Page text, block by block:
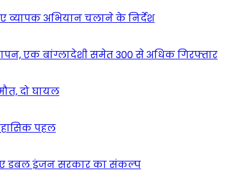
व्यापक अभियान चलाने के निर्देश
एक बांग्लादेशी समेत 300 से अधिक गिरफ्तार
दो घायल
पहल
डबल इंजन सरकार का संकल्प